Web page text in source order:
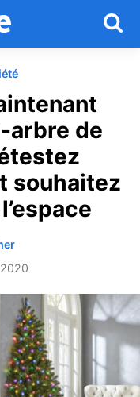
arbre de
souhaitez